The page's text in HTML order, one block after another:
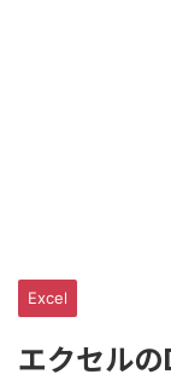
Excel
エクセル